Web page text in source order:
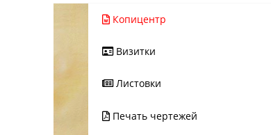
Копицентр
Визитки
Листовки
Печать чертежей